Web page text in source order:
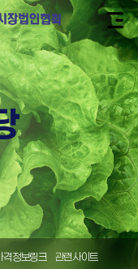
격정보링크 관련사이트